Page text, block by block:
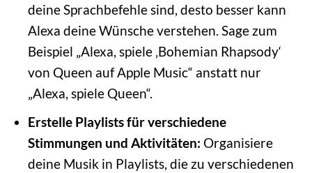
deine Sprachbefehle sind, desto besser kann
Alexa deine Wünsche verstehen. Sage zum
Beispiel „Alexa, spiele ‚Bohemian Rhapsody‘
von Queen auf Apple Music“ anstatt nur
„Alexa, spiele Queen“.
Erstelle Playlists für verschiedene
Stimmungen und Aktivitäten: Organisiere
deine Musik in Playlists, die zu verschiedenen